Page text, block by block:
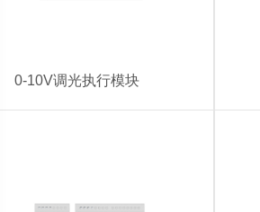
智能人居
战略合作
0-10V调光执行模块